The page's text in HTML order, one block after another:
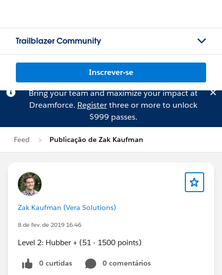
Trailblazer Community
Inscrever-se
Bring your team and maximize your impact at
Dreamforce. Registerthree or more to unlock
$999 passes.
Feed Publicação de Zak Kaufman
Zak Kaufman (Vera Solutions)
8 de fev. de 2019 16:46
Level 2: Hubber + (51 - 1500 points)
0 curtidas
0 comentários